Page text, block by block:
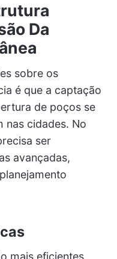
Da
sobre os
é que a captação
de poços se
nas cidades. No
ser
avançadas,
mais eficientes,